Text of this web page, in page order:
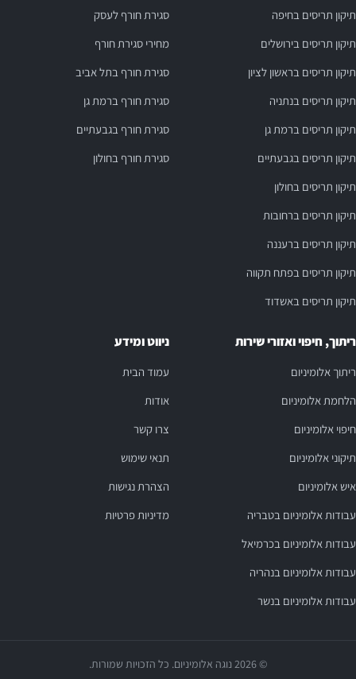
תיקון תריסים בחיפה
תיקון תריסים בירושלים
תיקון תריסים בראשון לציון
תיקון תריסים בנתניה
תיקון תריסים ברמת גן
תיקון תריסים בגבעתיים
תיקון תריסים בחולון
תיקון תריסים ברחובות
תיקון תריסים ברעננה
תיקון תריסים בפתח תקווה
תיקון תריסים באשדוד
סגירת חורף לעסק
מחירי סגירת חורף
סגירת חורף בתל אביב
סגירת חורף ברמת גן
סגירת חורף בגבעתיים
סגירת חורף בחולון
ריתוך, חיפוי ואזורי שירות
ריתוך אלומיניום
הלחמת אלומיניום
חיפוי אלומיניום
תיקוני אלומיניום
איש אלומיניום
עבודות אלומיניום בטבריה
עבודות אלומיניום בכרמיאל
עבודות אלומיניום בנהריה
עבודות אלומיניום בנשר
ניווט ומידע
עמוד הבית
אודות
צרו קשר
תנאי שימוש
הצהרת נגישות
מדיניות פרטיות
© 2026 נוגה אלומיניום. כל הזכויות שמורות.